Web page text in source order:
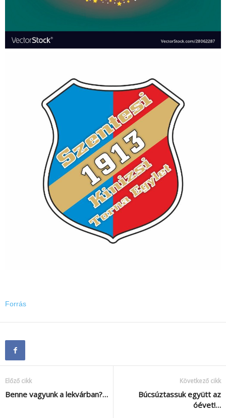
Forrás
Előző cikk
Benne vagyunk a lekvárban?…
Következő cikk
Búcsúztassuk együtt az
óévet!…